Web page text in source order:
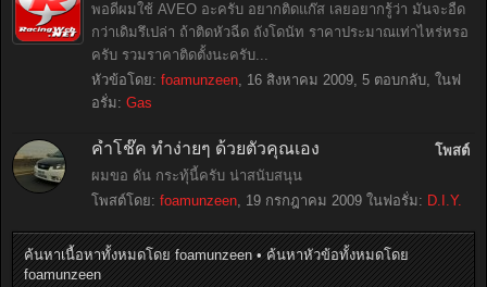
พอดีผมใช้ AVEO อะครับ อยากติดแก๊ส เลยอยากรู้ว่า มันจะอืด
กว่าเดิมรึเปล่า ถ้าติดหัวฉีด ถังโดนัท ราคาประมาณเท่าไหร่หรอ
ครับ รวมราคาติดตั้งนะครับ...
หัวข้อโดย: foamunzeen, 16 สิงหาคม 2009, 5 ตอบกลับ, ในฟ
อรั่ม: Gas
โพสต์
ค้ำโช๊ค ทำง่ายๆ ด้วยตัวคุณเอง
ผมขอ ดัน กระทุ้นี้ครับ น่าสนับสนุน
โพสต์โดย: foamunzeen, 19 กรกฎาคม 2009 ในฟอรั่ม: D.I.Y.
ค้นหาเนื้อหาทั้งหมดโดย foamunzeen
ค้นหาหัวข้อทั้งหมดโดย
foamunzeen